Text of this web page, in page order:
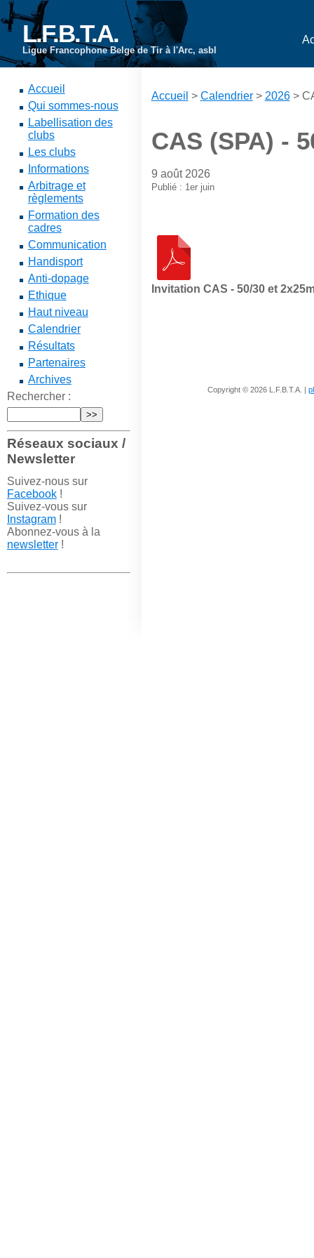
L.F.B.T.A.
Ligue Francophone Belge de Tir à l'Arc, asbl
Accueil
Qui sommes-nous
Labellisation des
clubs
Les clubs
Informations
Arbitrage et
règlements
Formation des
cadres
Communication
Handisport
Anti-dopage
Ethique
Haut niveau
Calendrier
Résultats
Partenaires
Archives
Rechercher :
Réseaux sociaux /
Newsletter
Suivez-nous sur
Facebook!
Suivez-vous sur
Instagram!
Abonnez-vous à la
newsletter!
Accueil > Calendrier> 2026>
CAS (SPA) -
9 août 2026
Publié : 1er juin
Invitation CAS - 50/30 et
Copyright © 2026 L.F.B.T.A. |